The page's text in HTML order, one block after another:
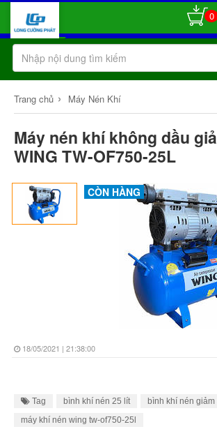
0
Trang chủ › Máy Nén Khí
Máy nén khí không dầu
WING TW-OF750-25L
CÒN HÀNG
18/05/2021 | 21:38:00
Tag bình khí nén 25 lít
bình khí nén giảm
máy khí nén wing tw-of750-25l